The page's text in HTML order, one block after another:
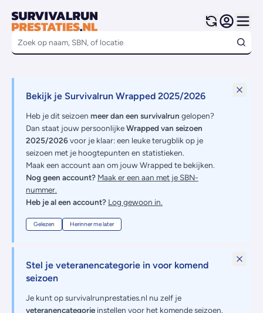
Bekijk je Survivalrun Wrapped 2025/2026
Heb je dit seizoen meer dan een survivalrun gelopen?
Dan staat jouw persoonlijkeWrapped van seizoen
2025/2026voor je klaar: een leuke terugblik op je
seizoen met je hoogtepunten en statistieken.
Maak een account aan om jouw Wrapped te bekijken.
Nog geen account? Maak er een aan met je SBN-
nummer.
Heb je al een account? Log gewoon in.
Gelezen Herinner me later
Stel je veteranencategorie in voor komend
seizoen
Je kunt op survivalrunprestaties.nl nu zelf je
veteranencategorie instellen voor het komende seizoen.